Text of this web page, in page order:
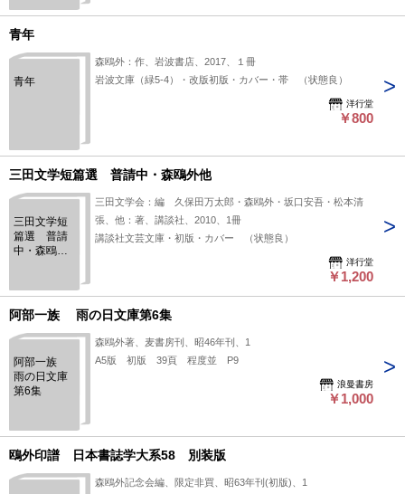
青年
青年
森鴎外：作、岩波書店、2017、１冊
岩波文庫（緑5-4）・改版初版・カバー・帯 （状態良）
洋行堂
￥800
三田文学短篇選 普請中・森鴎外他
三田文学短
篇選 普請
中・森鴎外
三田文学会：編 久保田万太郎・森鴎外・坂口安吾・松本清
張、他：著、講談社、2010、1冊
講談社文芸文庫・初版・カバー （状態良）
洋行堂
￥1,200
阿部一族 雨の日文庫第6集
阿部一族
雨の日文庫
第6集
森鴎外著、麦書房刊、昭46年刊、1
A5版 初版 39頁 程度並 P9
浪曼書房
￥1,000
鴎外印譜 日本書誌学大系58 別装版
森鴎外記念会編、限定非買、昭63年刊(初版)、1